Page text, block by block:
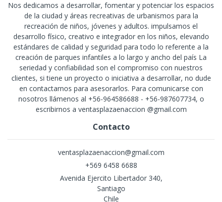
Nos dedicamos a desarrollar, fomentar y potenciar los espacios
de la ciudad y áreas recreativas de urbanismos para la
recreación de niños, jóvenes y adultos. impulsamos el
desarrollo físico, creativo e integrador en los niños, elevando
estándares de calidad y seguridad para todo lo referente a la
creación de parques infantiles a lo largo y ancho del país La
seriedad y confiabilidad son el compromiso con nuestros
clientes, si tiene un proyecto o iniciativa a desarrollar, no dude
en contactarnos para asesorarlos. Para comunicarse con
nosotros llámenos al +56-964586688 - +56-987607734, o
escribirnos a ventasplazaenaccion @gmail.com
Contacto
ventasplazaenaccion@gmail.com
+569 6458 6688
Avenida Ejercito Libertador 340,
Santiago
Chile